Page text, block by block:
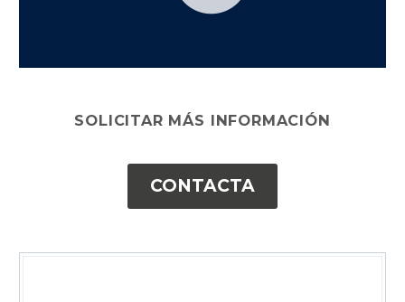
SOLICITAR MÁS INFORMACIÓN
CONTACTA